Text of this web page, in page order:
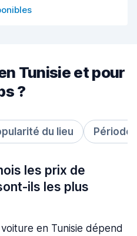
Tunisie et pour
?
du lieu Période
les prix de
ils les plus
en Tunisie dépend